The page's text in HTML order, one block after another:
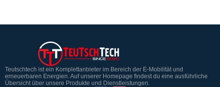
Teutschtech ist ein Komplettanbieter im Bereich der E-Mobilität und
erneuerbaren Energien. Auf unserer Homepage findest du eine ausführliche
Übersicht über unsere Produkte und Dienstleistungen.